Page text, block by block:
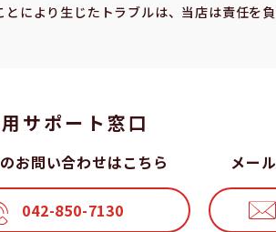
により⽣じたトラブルは、当店は責任を負
サポート窓⼝
お問い合わせはこちら
042-850-7130
メー